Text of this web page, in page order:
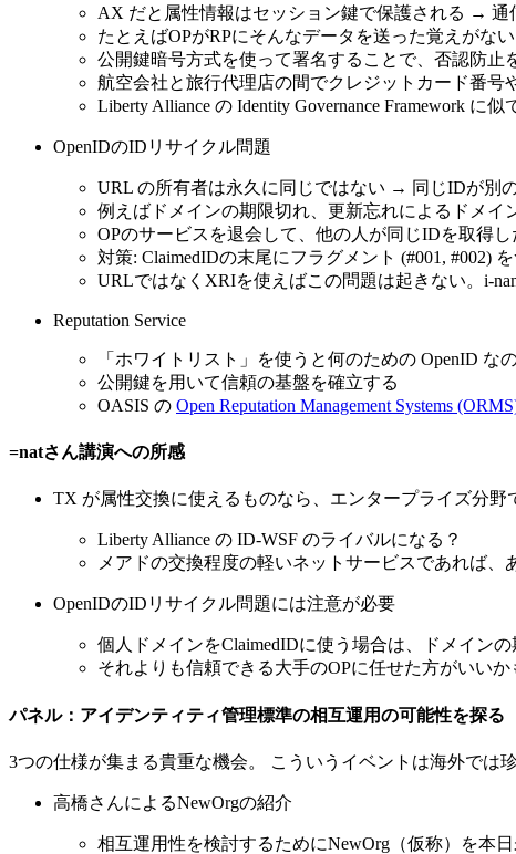
AX だと属性情報はセッション鍵で保護される → 通
たとえばOPがRPにそんなデータを送った覚えがない
公開鍵暗号方式を使って署名することで、否認防止
航空会社と旅行代理店の間でクレジットカード番号
Liberty Alliance の Identity Governance Framework に似
OpenIDのIDリサイクル問題
URL の所有者は永久に同じではない → 同じIDが別
例えばドメインの期限切れ、更新忘れによるドメイ
OPのサービスを退会して、他の人が同じIDを取得し
対策: ClaimedIDの末尾にフラグメント (#001, #002)
URLではなくXRIを使えばこの問題は起きない。i-
Reputation Service
「ホワイトリスト」を使うと何のための OpenID な
公開鍵を用いて信頼の基盤を確立する
OASIS の Open Reputation Management Systems
=natさん講演への所感
TX が属性交換に使えるものなら、エンタープライズ分野
Liberty Alliance の ID-WSF のライバルになる？
メアドの交換程度の軽いネットサービスであれば、
OpenIDのIDリサイクル問題には注意が必要
個人ドメインをClaimedIDに使う場合は、ドメイン
それよりも信頼できる大手のOPに任せた方がいいか
パネル：アイデンティティ管理標準の相互運用の可能性を探る
3つの仕様が集まる貴重な機会。 こういうイベントは海外では
高橋さんによるNewOrgの紹介
相互運用性を検討するためにNewOrg（仮称）を本